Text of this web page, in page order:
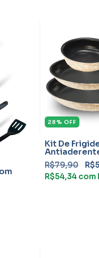
28 % OFF
Kit De
Peças Teflon
R$79,90
R$54,34 com